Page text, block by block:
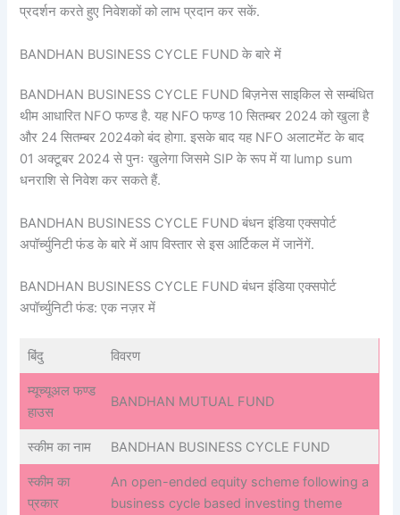
प्रदर्शन करते हुए निवेशकों को लाभ प्रदान कर सकें.
BANDHAN BUSINESS CYCLE FUND के बारे में
BANDHAN BUSINESS CYCLE FUND बिज़नेस साइकिल से सम्बंधित
थीम आधारित NFO फण्ड है. यह NFO फण्ड 10 सितम्बर 2024 को खुला है
और 24 सितम्बर 2024को बंद होगा. इसके बाद यह NFO अलाटमेंट के बाद
01 अक्टूबर 2024 से पुनः खुलेगा जिसमे SIP के रूप में या lump sum
धनराशि से निवेश कर सकते हैं.
BANDHAN BUSINESS CYCLE FUND बंधन इंडिया एक्सपोर्ट
अपॉर्च्युनिटी फंड के बारे में आप विस्तार से इस आर्टिकल में जानेंगें.
BANDHAN BUSINESS CYCLE FUND बंधन इंडिया एक्सपोर्ट
अपॉर्च्युनिटी फंड: एक नज़र में
बिंदु विवरण
म्यूच्यूअल फण्ड
हाउस
BANDHAN MUTUAL FUND
स्कीम का नाम BANDHAN BUSINESS CYCLE FUND
स्कीम का
प्रकार
An open-ended equity scheme following a
business cycle based investing theme